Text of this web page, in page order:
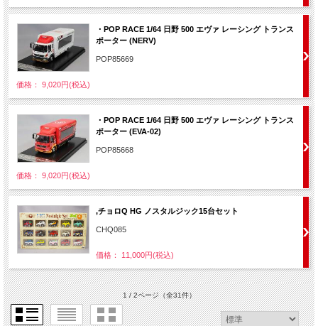
・POP RACE 1/64 日野 500 エヴァ レーシング トランス
ポーター (NERV)
POP85669
価格： 9,020円(税込)
・POP RACE 1/64 日野 500 エヴァ レーシング トランス
ポーター (EVA-02)
POP85668
価格： 9,020円(税込)
,チョロQ HG ノスタルジック15台セット
CHQ085
価格： 11,000円(税込)
1 / 2ページ（全31件）